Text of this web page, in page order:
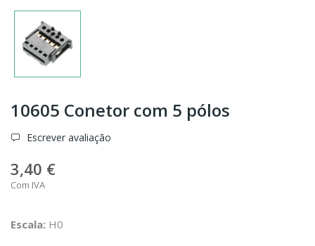
10605 Conetor com 5 pólos
Escrever avaliação
3,40 €
Com IVA
Escala: H0